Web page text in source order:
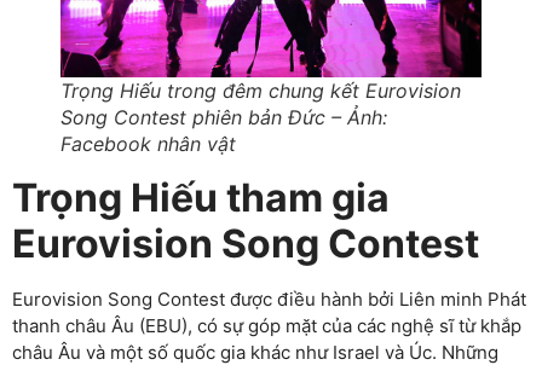
Trọng Hiếu trong đêm chung kết Eurovision
Song Contest phiên bản Đức – Ảnh:
Facebook nhân vật
Trọng Hiếu tham gia
Eurovision Song Contest
Eurovision Song Contest được điều hành bởi Liên minh Phát
thanh châu Âu (EBU), có sự góp mặt của các nghệ sĩ từ khắp
châu Âu và một số quốc gia khác như Israel và Úc. Những